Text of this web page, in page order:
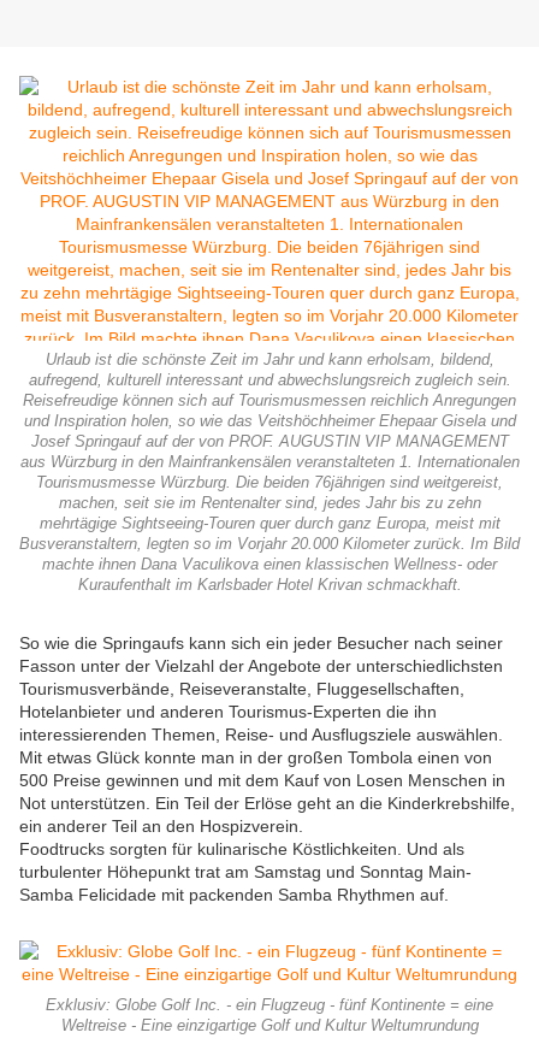
Urlaub ist die schönste Zeit im Jahr und kann erholsam, bildend,
aufregend, kulturell interessant und abwechslungsreich zugleich sein.
Reisefreudige können sich auf Tourismusmessen reichlich Anregungen
und Inspiration holen, so wie das Veitshöchheimer Ehepaar Gisela und
Josef Springauf auf der von PROF. AUGUSTIN VIP MANAGEMENT
aus Würzburg in den Mainfrankensälen veranstalteten 1. Internationalen
Tourismusmesse Würzburg. Die beiden 76jährigen sind weitgereist,
machen, seit sie im Rentenalter sind, jedes Jahr bis zu zehn
mehrtägige Sightseeing-Touren quer durch ganz Europa, meist mit
Busveranstaltern, legten so im Vorjahr 20.000 Kilometer zurück. Im Bild
machte ihnen Dana Vaculikova einen klassischen Wellness- oder
Kuraufenthalt im Karlsbader Hotel Krivan schmackhaft.
So wie die Springaufs kann sich ein jeder Besucher nach seiner
Fasson unter der Vielzahl der Angebote der unterschiedlichsten
Tourismusverbände, Reiseveranstalte, Fluggesellschaften,
Hotelanbieter und anderen Tourismus-Experten die ihn
interessierenden Themen, Reise- und Ausflugsziele auswählen.
Mit etwas Glück konnte man in der großen Tombola einen von
500 Preise gewinnen und mit dem Kauf von Losen Menschen in
Not unterstützen. Ein Teil der Erlöse geht an die Kinderkrebshilfe,
ein anderer Teil an den Hospizverein.
Foodtrucks sorgten für kulinarische Köstlichkeiten. Und als
turbulenter Höhepunkt trat am Samstag und Sonntag Main-
Samba Felicidade mit packenden Samba Rhythmen auf.
Exklusiv: Globe Golf Inc. - ein Flugzeug - fünf Kontinente = eine
Weltreise - Eine einzigartige Golf und Kultur Weltumrundung